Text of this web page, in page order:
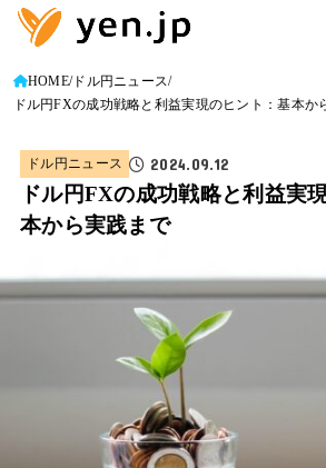
HOME ドル円ニュース
ドル円FXの成功戦略と利益実現のヒント：基本か
ドル円ニュース 2024.09.12
ドル円FXの成功戦略と利益実
本から実践まで